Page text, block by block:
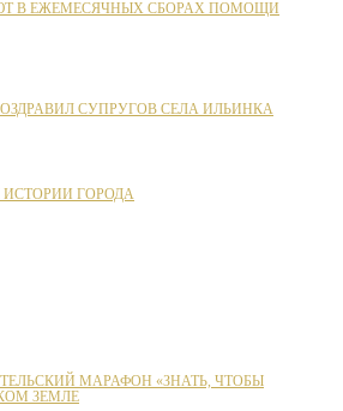
В ЕЖЕМЕСЯЧНЫХ СБОРАХ ПОМОЩИ
СУПРУГОВ СЕЛА ИЛЬИНКА
ГОРОДА
МАРАФОН «ЗНАТЬ, ЧТОБЫ
ЗЕМЛЕ